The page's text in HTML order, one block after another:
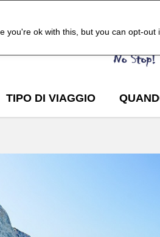
ok with this, but you can opt-out
TIPO DI VIAGGIO